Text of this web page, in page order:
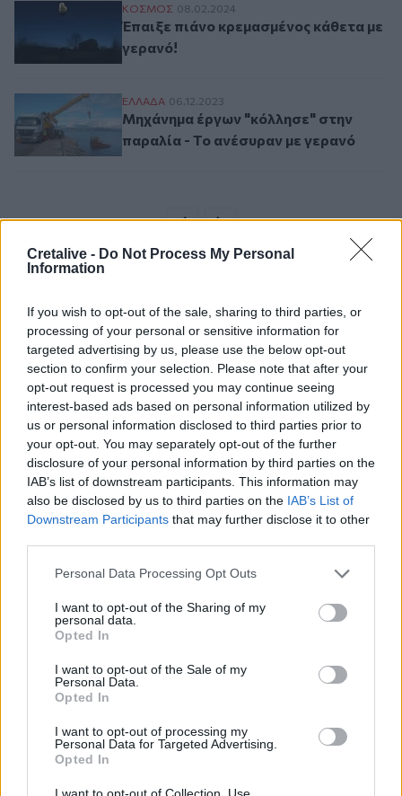
Cretalive - Do Not Process My Personal
Information
If you wish to opt-out of the sale, sharing to third parties, or
processing of your personal or sensitive information for
targeted advertising by us, please use the below opt-out
section to confirm your selection. Please note that after your
opt-out request is processed you may continue seeing
interest-based ads based on personal information utilized by
us or personal information disclosed to third parties prior to
your opt-out. You may separately opt-out of the further
disclosure of your personal information by third parties on the
IAB’s list of downstream participants. This information may
also be disclosed by us to third parties on the IAB’s List of
Downstream Participants that may further disclose it to other
Personal Data Processing Opt Outs
I want to opt-out of the Sharing of my
personal data.
Opted In
I want to opt-out of the Sale of my
Personal Data.
Opted In
I want to opt-out of processing my
Personal Data for Targeted Advertising.
Opted In
I want to opt-out of Collection, Use,
Έπαιξε πιάνο κρεμασμένος κάθετα με
ΚΟΣΜΟΣ 08.02.2024
Έπαιξε πιάνο κρεμασμένος κάθετα με
γερανό!
Μηχάνημα έργων "κόλλησε" στην
ΕΛΛAΔΑ 06.12.2023
Μηχάνημα έργων "κόλλησε" στην
παραλία - Το ανέσυραν με γερανό
Σελιδοποίηση
Προηγούμενη σελίδα
Current page
1 Next page
Ροή ειδήσεων Δημοφιλή
21:39
Λαμία: Απατεώνες άρπαξαν μεγάλο χρηματικό ποσό από
ηλικιωμένη
21:33
Μεσογειακή φώκια έκανε στάση για ξεκούραση στην
παραλία της Αγίας Βάσως στο Τρίκερι
"καραβιά" στον Τσούτσουρα
Δημοπρατείται η μπάλα των ιστορικών γκολ του
21:08
«Shared Weights» του 8ου Γυμνασίου Ηρακλείου
ΥΠΑΑΤ – ΑΑΔΕ: Υπεγράφη κοινή απόφαση για